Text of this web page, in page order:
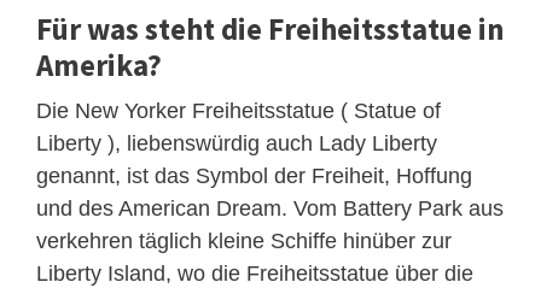
Für was steht die Freiheitsstatue in
Amerika?
Die New Yorker Freiheitsstatue ( Statue of
Liberty ), liebenswürdig auch Lady Liberty
genannt, ist das Symbol der Freiheit, Hoffung
und des American Dream. Vom Battery Park aus
verkehren täglich kleine Schiffe hinüber zur
Liberty Island, wo die Freiheitsstatue über die